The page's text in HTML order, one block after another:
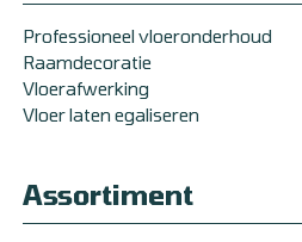
Professioneel vloeronderhoud
Raamdecoratie
Vloerafwerking
Vloer laten egaliseren
Assortiment